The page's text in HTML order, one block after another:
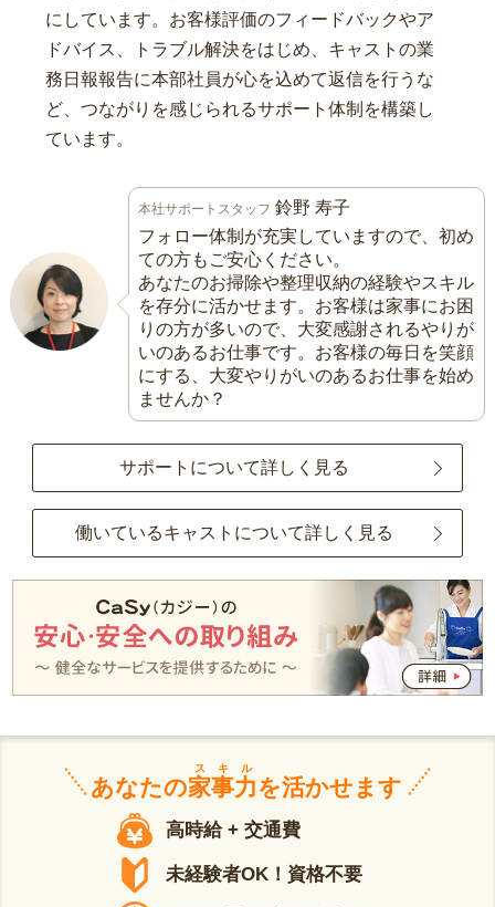
にしています。お客様評価のフィードバックやア
ドバイス、トラブル解決をはじめ、キャストの業
務日報報告に本部社員が心を込めて返信を行うな
ど、つながりを感じられるサポート体制を構築し
ています。
本社サポートスタッフ 鈴野 寿子
フォロー体制が充実していますので、初め
ての方もご安心ください。
あなたのお掃除や整理収納の経験やスキル
を存分に活かせます。お客様は家事にお困
りの方が多いので、大変感謝されるやりが
いのあるお仕事です。お客様の毎日を笑顔
にする、大変やりがいのあるお仕事を始め
ませんか？
サポートについて詳しく見る
働いているキャストについて詳しく見る
あなたの家事力
スキル
を活かせます
高時給 + 交通費
未経験者OK！資格不要